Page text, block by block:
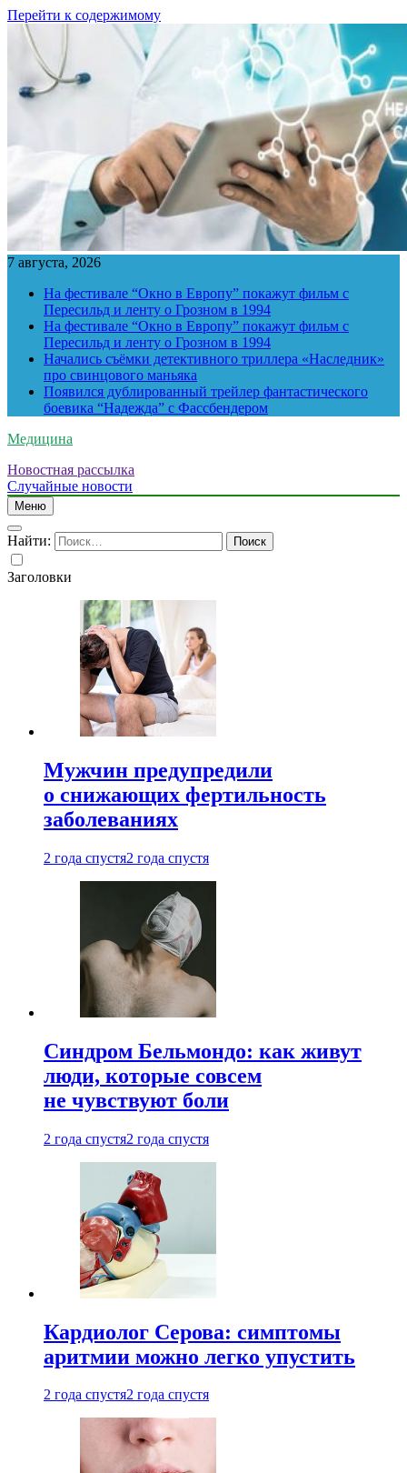
Перейти к содержимому
7 августа, 2026
На фестивале “Окно в Европу” покажут фильм с
Пересильд и ленту о Грозном в 1994
На фестивале “Окно в Европу” покажут фильм с
Пересильд и ленту о Грозном в 1994
Начались съёмки детективного триллера «Наследник»
про свинцового маньяка
Появился дублированный трейлер фантастического
боевика “Надежда” с Фассбендером
Медицина
Новостная рассылка
Случайные новости
Меню
Найти:
Заголовки
Мужчин предупредили
о снижающих фертильность
заболеваниях
2 года спустя2 года спустя
Синдром Бельмондо: как живут
люди, которые совсем
не чувствуют боли
2 года спустя2 года спустя
Кардиолог Серова: симптомы
аритмии можно легко упустить
2 года спустя2 года спустя